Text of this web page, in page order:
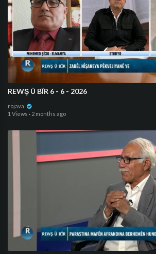
REWŞ Û BÎR 6 - 6 - 2026
rojava
1 Views · 2 months ago